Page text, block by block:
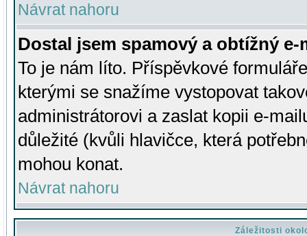
Návrat nahoru
Dostal jsem spamový a obtížný
To je nám líto. Příspěvkové
kterými se snažíme vystopovat
administrátorovi a zaslat kopii e-
důležité (kvůli hlavičce, která
mohou konat.
Návrat nahoru
Záležitosti